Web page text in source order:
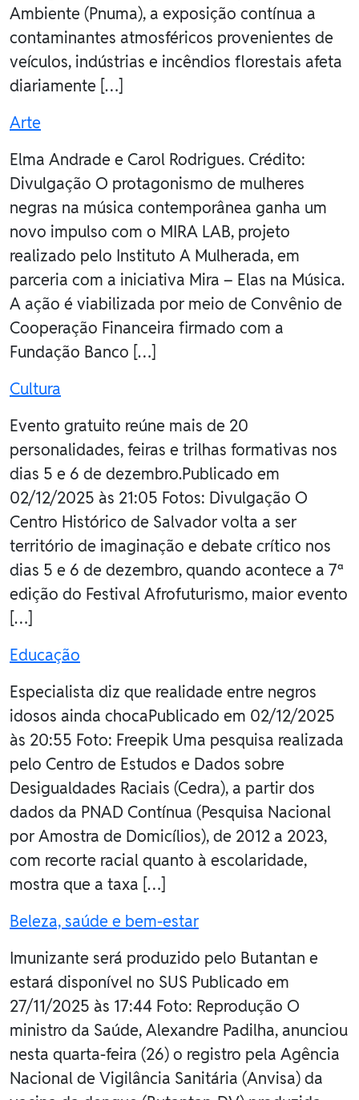
Ambiente (Pnuma), a exposição contínua a
contaminantes atmosféricos provenientes de
veículos, indústrias e incêndios florestais afeta
diariamente […]
Arte
Elma Andrade e Carol Rodrigues. Crédito:
Divulgação O protagonismo de mulheres
negras na música contemporânea ganha um
novo impulso com o MIRA LAB, projeto
realizado pelo Instituto A Mulherada, em
parceria com a iniciativa Mira – Elas na Música.
A ação é viabilizada por meio de Convênio de
Cooperação Financeira firmado com a
Fundação Banco […]
Cultura
Evento gratuito reúne mais de 20
personalidades, feiras e trilhas formativas nos
dias 5 e 6 de dezembro.Publicado em
02/12/2025 às 21:05 Fotos: Divulgação O
Centro Histórico de Salvador volta a ser
território de imaginação e debate crítico nos
dias 5 e 6 de dezembro, quando acontece a 7ª
edição do Festival Afrofuturismo, maior evento
[…]
Educação
Especialista diz que realidade entre negros
idosos ainda chocaPublicado em 02/12/2025
às 20:55 Foto: Freepik Uma pesquisa realizada
pelo Centro de Estudos e Dados sobre
Desigualdades Raciais (Cedra), a partir dos
dados da PNAD Contínua (Pesquisa Nacional
por Amostra de Domicílios), de 2012 a 2023,
com recorte racial quanto à escolaridade,
mostra que a taxa […]
Beleza, saúde e bem-estar
Imunizante será produzido pelo Butantan e
estará disponível no SUS Publicado em
27/11/2025 às 17:44 Foto: Reprodução O
ministro da Saúde, Alexandre Padilha, anunciou
nesta quarta-feira (26) o registro pela Agência
Nacional de Vigilância Sanitária (Anvisa) da